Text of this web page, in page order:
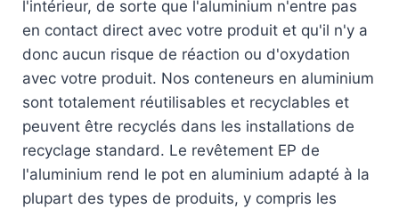
l'intérieur, de sorte que l'aluminium n'entre pas
en contact direct avec votre produit et qu'il n'y a
donc aucun risque de réaction ou d'oxydation
avec votre produit. Nos conteneurs en aluminium
sont totalement réutilisables et recyclables et
peuvent être recyclés dans les installations de
recyclage standard. Le revêtement EP de
l'aluminium rend le pot en aluminium adapté à la
plupart des types de produits, y compris les